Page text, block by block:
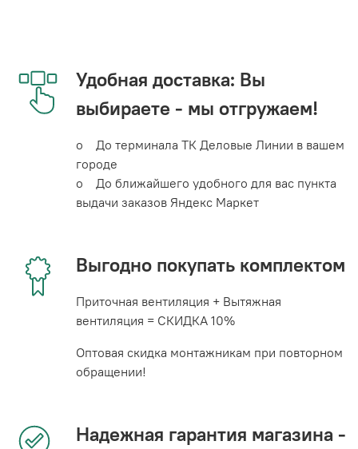
Удобная доставка: Вы
выбираете - мы отгружаем!
o До терминала ТК Деловые Линии в вашем
городе
o До ближайшего удобного для вас пункта
выдачи заказов Яндекс Маркет
Выгодно покупать комплектом
Приточная вентиляция + Вытяжная
вентиляция = СКИДКА 10%
Оптовая скидка монтажникам при повторном
обращении!
Надежная гарантия магазина -